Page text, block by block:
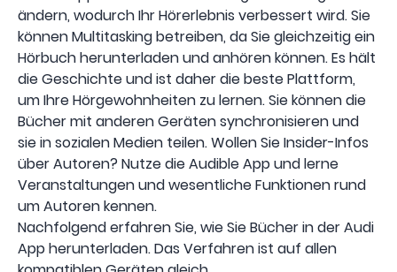
ändern, wodurch Ihr Hörerlebnis verbessert wird. Sie
können Multitasking betreiben, da Sie gleichzeitig ein
Hörbuch herunterladen und anhören können. Es hält
die Geschichte und ist daher die beste Plattform,
um Ihre Hörgewohnheiten zu lernen. Sie können die
Bücher mit anderen Geräten synchronisieren und
sie in sozialen Medien teilen. Wollen Sie Insider-Infos
über Autoren? Nutze die Audible App und lerne
Veranstaltungen und wesentliche Funktionen rund
um Autoren kennen.
Nachfolgend erfahren Sie, wie Sie Bücher in der Audi
App herunterladen. Das Verfahren ist auf allen